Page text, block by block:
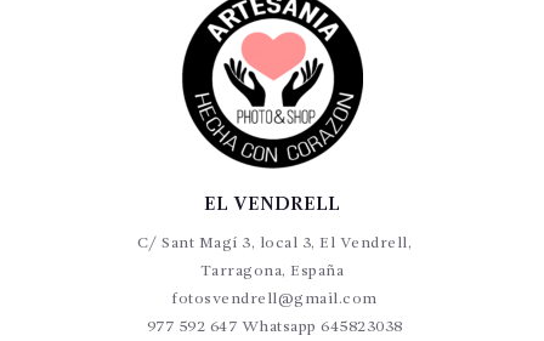
EL VENDRELL
C/ Sant Magí 3, local 3, El Vendrell,
Tarragona, España
fotosvendrell@gmail.com
977 592 647 Whatsapp 645823038